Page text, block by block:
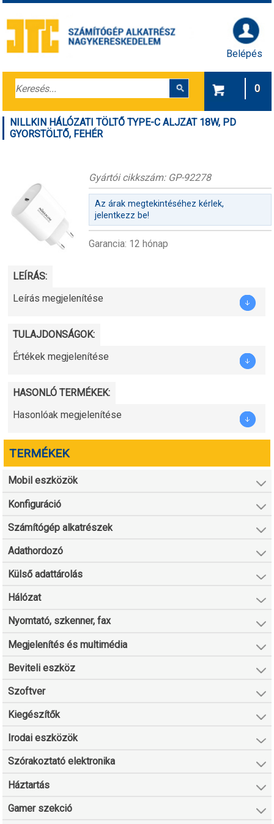
Belépés
0
NILLKIN HÁLÓZATI TÖLTŐ TYPE-C ALJZAT 18W, PD
GYORSTÖLTŐ, FEHÉR
Gyártói cikkszám: GP-92278
Az árak megtekintéséhez kérlek,
jelentkezz be!
Garancia: 12 hónap
LEÍRÁS:
Leírás megjelenítése
TULAJDONSÁGOK:
Értékek megjelenítése
HASONLÓ TERMÉKEK:
Hasonlóak megjelenítése
TERMÉKEK
Mobil eszközök
Konfiguráció
Számítógép alkatrészek
Adathordozó
Külső adattárolás
Hálózat
Nyomtató, szkenner, fax
Megjelenítés és multimédia
Beviteli eszköz
Szoftver
Kiegészítők
Irodai eszközök
Szórakoztató elektronika
Háztartás
Gamer szekció